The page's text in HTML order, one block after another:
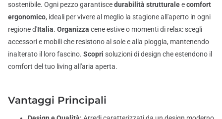
sostenibile. Ogni pezzo garantiscedurabilità strutturaleecomfort
ergonomico, ideali per vivere al meglio la stagione all'aperto in ogni
regione d'Italia. Organizza cene estive o momenti di relax: scegli
accessori e mobili che resistono al sole e alla pioggia, mantenendo
inalterato il loro fascino. Scopri soluzioni di design che estendono il
comfort del tuo living all'aria aperta.
Vantaggi Principali